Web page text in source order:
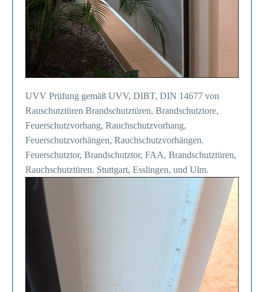
UVV Prüfung gemäß UVV, DIBT, DIN 14677 von
Rauschutztüren Brandschutztüren, Brandschutztore,
Feuerschutzvorhang, Rauchschutzvorhang,
Feuerschutzvorhängen, Rauchschutzvorhängen.
Feuerschutztor, Brandschutztor, FAA, Brandschutztüren,
Rauchschutztüren. Stuttgart, Esslingen, und Ulm.